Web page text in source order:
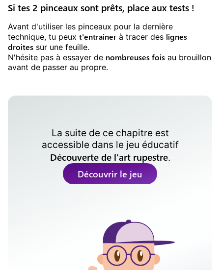
Si tes 2 pinceaux sont prêts, place aux tests !
Avant d'utiliser les pinceaux pour la dernière
technique, tu peux t'entrainer à tracer des lignes
droites sur une feuille.
N'hésite pas à essayer de nombreuses fois au brouillon
avant de passer au propre.
La suite de ce chapitre est
accessible dans le jeu éducatif
Découverte de l'art rupestre.
Découvrir le jeu